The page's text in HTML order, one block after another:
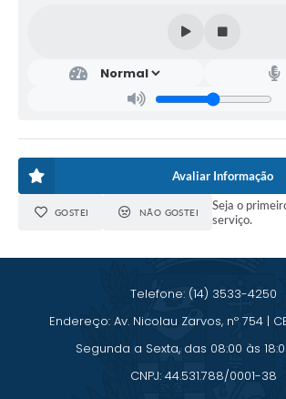
Avaliar Informação
GOSTEI NÃO GOSTEI
Seja o
serviço.
Telefone: (14) 3533-4250
Endereço: Av. Nicolau Zarvos, nº 754 |
Segunda a Sexta, das 08:00 às
CNPJ: 44.531.788/0001-38